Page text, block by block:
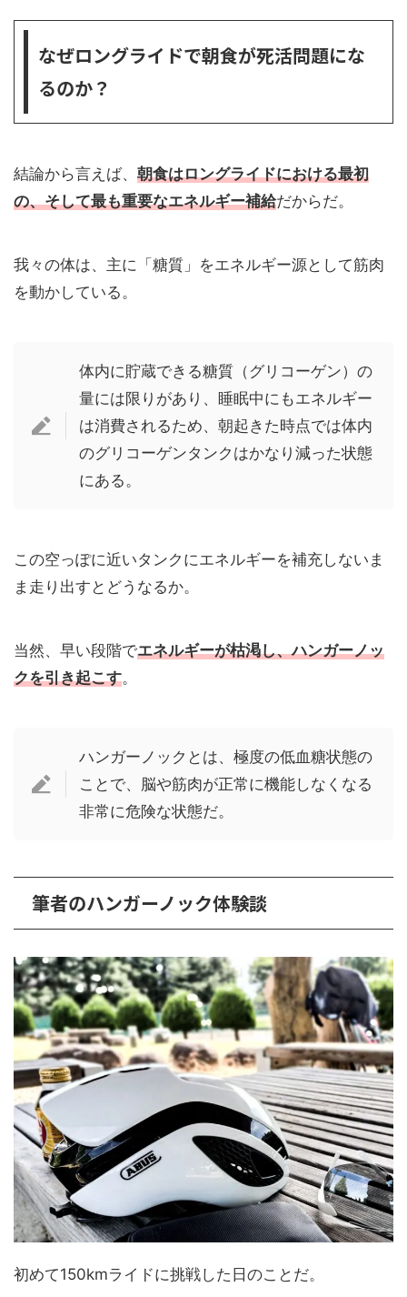
なぜロングライドで朝食が死活問題にな
るのか？
結論から言えば、 朝食はロングライドにおける最初
の、そして最も重要なエネルギー補給だからだ。
我々の体は、主に「糖質」をエネルギー源として筋肉
を動かしている。
体内に貯蔵できる糖質（グリコーゲン）の
量には限りがあり、睡眠中にもエネルギー
は消費されるため、朝起きた時点では体内
のグリコーゲンタンクはかなり減った状態
にある。
この空っぽに近いタンクにエネルギーを補充しないま
ま走り出すとどうなるか。
当然、早い段階でエネルギーが枯渇し、ハンガーノッ
クを引き起こす。
ハンガーノックとは、極度の低血糖状態の
ことで、脳や筋肉が正常に機能しなくなる
非常に危険な状態だ。
筆者のハンガーノック体験談
初めて150kmライドに挑戦した日のことだ。